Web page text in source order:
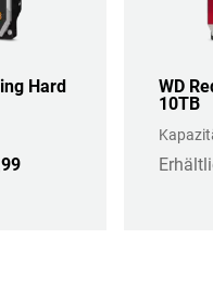
Hard
WD
10TB